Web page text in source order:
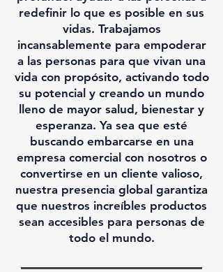
redefinir lo que es posible en sus
vidas. Trabajamos
incansablemente para empoderar
a las personas para que vivan una
vida con propósito, activando todo
su potencial y creando un mundo
lleno de mayor salud, bienestar y
esperanza. Ya sea que esté
buscando embarcarse en una
empresa comercial con nosotros o
convertirse en un cliente valioso,
nuestra presencia global garantiza
que nuestros increíbles productos
sean accesibles para personas de
todo el mundo.